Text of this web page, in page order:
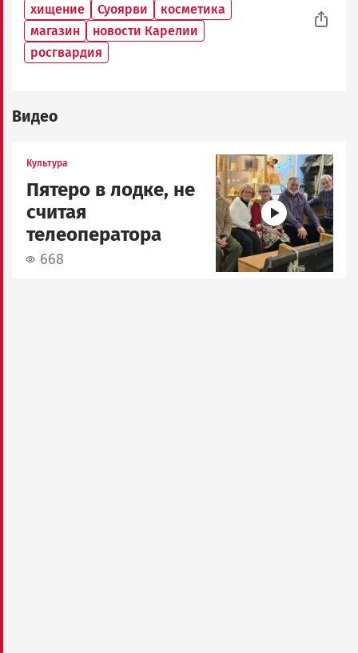
хищение Суоярви
косметика
магазин
новости Карелии
росгвардия
Видео
Культура
Пятеро в лодке, не
считая
телеоператора
668
Image